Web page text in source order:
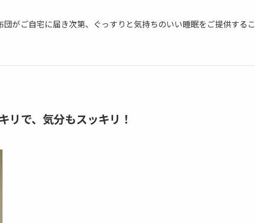
がご自宅に届き次第、ぐっすりと気持ちのいい睡眠をご提供するこ
リで、気分もスッキリ！